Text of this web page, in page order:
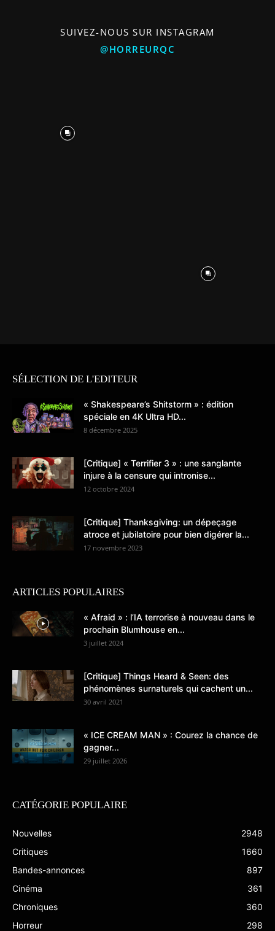
SUIVEZ-NOUS SUR INSTAGRAM
@HORREURQC
SÉLECTION DE L'EDITEUR
« Shakespeare’s Shitstorm » : édition
spéciale en 4K Ultra HD...
8 décembre 2025
[Critique] « Terrifier 3 » : une sanglante
injure à la censure qui intronise...
12 octobre 2024
[Critique] Thanksgiving: un dépeçage
atroce et jubilatoire pour bien digérer la...
17 novembre 2023
ARTICLES POPULAIRES
« Afraid » : l’IA terrorise à nouveau dans le
prochain Blumhouse en...
3 juillet 2024
[Critique] Things Heard & Seen: des
phénomènes surnaturels qui cachent un...
30 avril 2021
« ICE CREAM MAN » : Courez la chance de
gagner...
29 juillet 2026
CATÉGORIE POPULAIRE
Nouvelles
2948
Critiques
1660
Bandes-annonces
897
Cinéma
361
Chroniques
360
Horreur
298